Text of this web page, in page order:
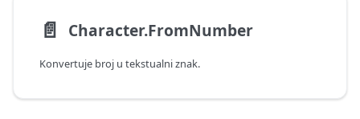
📄️ Character.FromNumber
Konvertuje broj u tekstualni znak.